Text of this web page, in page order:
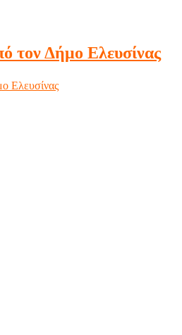
τον Δήμο Ελευσίνας
Ελευσίνας